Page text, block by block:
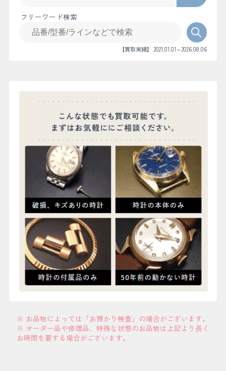
フリーワード検索
【買取実績】 2021.01.01～2026.08.06
※ お品物によっては「お預かり検査」の場合がございます。
※ オーダー品や修理品、特殊な状態のお品物は上記より長く
お時間を要する場合がございます。